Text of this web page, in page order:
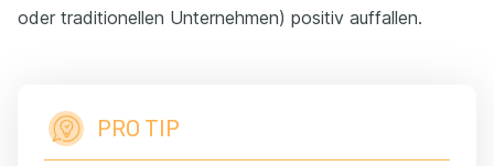
oder traditionellen Unternehmen) positiv auffallen.
PRO TIP